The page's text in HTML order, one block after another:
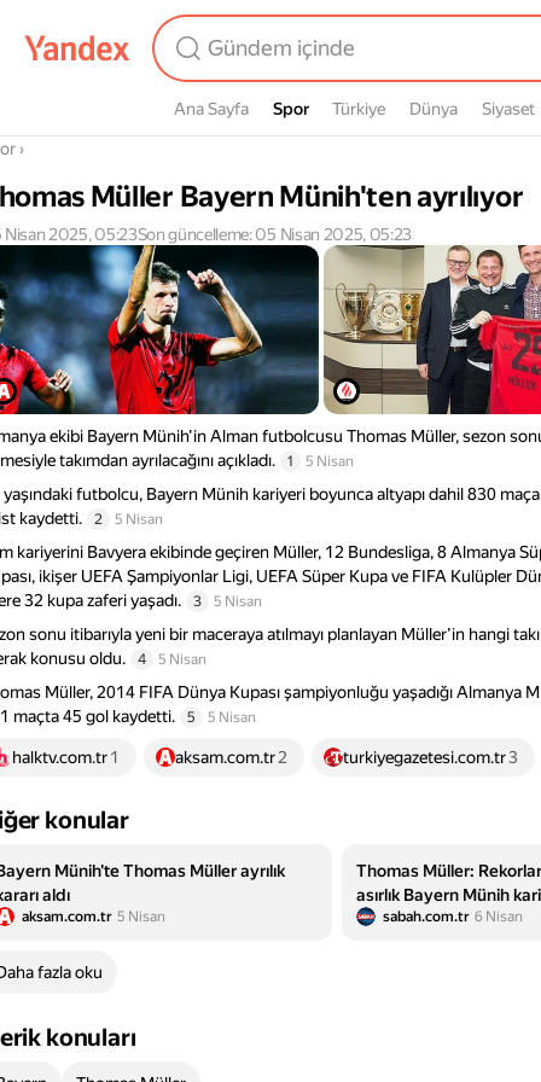
Ana Sayfa Spor
Spor Türkiye Dünya Siyaset
›
Müller Bayern Münih'ten ayrılıyor
Nisan 2025, 05:23Son güncelleme: 05 Nisan 2025, 05:23
ekibi Bayern Münih'in Alman futbolcusu Thomas Müller, sezon
takımdan ayrılacağını açıkladı.
1 5 Nisan
futbolcu, Bayern Münih kariyeri boyunca altyapı dahil 830 maça
kaydetti.
2 5 Nisan
kariyerini Bavyera ekibinde geçiren Müller, 12 Bundesliga, 8 Almanya
ikişer UEFA Şampiyonlar Ligi, UEFA Süper Kupa ve FIFA Kulüpler
32 kupa zaferi yaşadı.
3 5 Nisan
sonu itibarıyla yeni bir maceraya atılmayı planlayan Müller’in hangi
konusu oldu.
4 5 Nisan
Müller, 2014 FIFA Dünya Kupası şampiyonluğu yaşadığı Almanya
maçta 45 gol kaydetti.
5 5 Nisan
halktv.com.tr1 aksam.com.tr2 turkiyegazetesi.com.tr3
konular
Münih'te Thomas Müller ayrılık
aldı
aksam.com.tr 5 Nisan
Thomas Müller:
asırlık Bayern Münih
sabah.com.tr 6 Nisan
fazla oku
konuları